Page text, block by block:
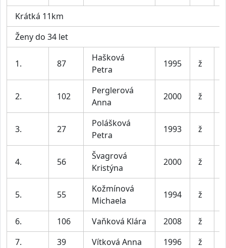
Krátká 11km
Ženy do 34 let
1. 87
Hašková
Petra
1995 ž
2. 102
Perglerová
Anna
2000 ž
3. 27
Polášková
Petra
1993 ž
4. 56
Švagrová
Kristýna
2000 ž
5. 55
Kožmínová
Michaela
1994 ž
6.
106 Vaňková Klára 2008 ž
7.
39 Vítková Anna 1996 ž